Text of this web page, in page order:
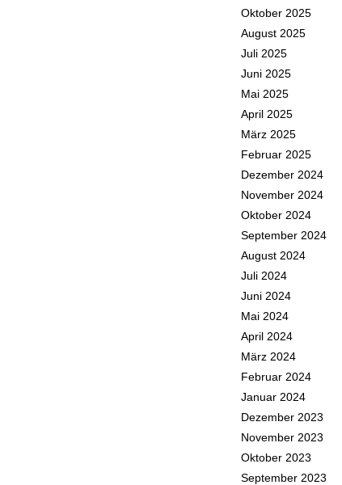
Oktober 2025
August 2025
Juli 2025
Juni 2025
Mai 2025
April 2025
März 2025
Februar 2025
Dezember 2024
November 2024
Oktober 2024
September 2024
August 2024
Juli 2024
Juni 2024
Mai 2024
April 2024
März 2024
Februar 2024
Januar 2024
Dezember 2023
November 2023
Oktober 2023
September 2023